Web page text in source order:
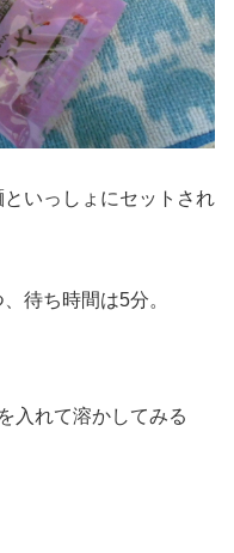
いっしょにセットされ
待ち時間は5分。
入れて溶かしてみる